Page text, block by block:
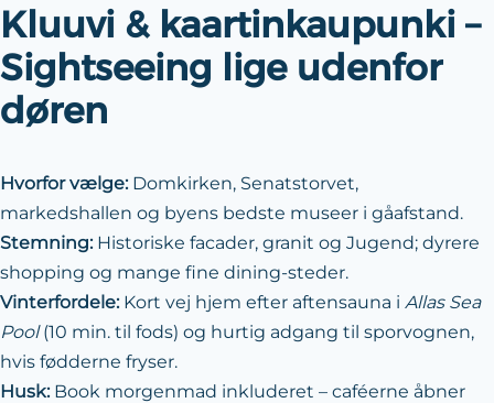
Kluuvi & kaartinkaupunki –
Sightseeing lige udenfor
døren
Hvorfor vælge:Domkirken, Senatstorvet,
markedshallen og byens bedste museer i gåafstand.
Stemning:Historiske facader, granit og Jugend; dyrere
shopping og mange fine dining-steder.
Vinterfordele:Kort vej hjem efter aftensauna i Allas Sea
Pool(10 min. til fods) og hurtig adgang til sporvognen,
hvis fødderne fryser.
Husk:Book morgenmad inkluderet – caféerne åbner